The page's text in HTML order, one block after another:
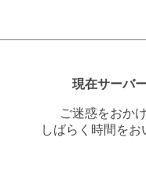
現在サーバ
ご迷惑をおか
しばらく時間を